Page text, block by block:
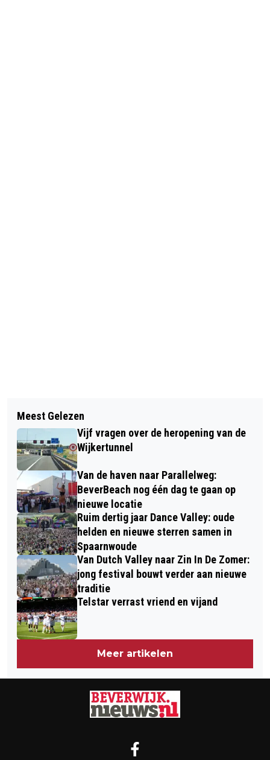
PHOTOCLUBHOUSE VIERT 1-JARIG
BESTAAN BIJ DE RUÏNE VAN
BREDERODE
TIJDENS HERFSTVAKANTIE GEEN
TREINVERKEER TUSSEN HAARLEM EN
AMSTERDAM SLOTERDIJK
Meest Gelezen
Vijf vragen over de heropening van de
Wijkertunnel
Van de haven naar Parallelweg:
BeverBeach nog één dag te gaan op
nieuwe locatie
Ruim dertig jaar Dance Valley: oude
helden en nieuwe sterren samen in
Spaarnwoude
Van Dutch Valley naar Zin In De Zomer:
jong festival bouwt verder aan nieuwe
traditie
Telstar verrast vriend en vijand
Meer artikelen